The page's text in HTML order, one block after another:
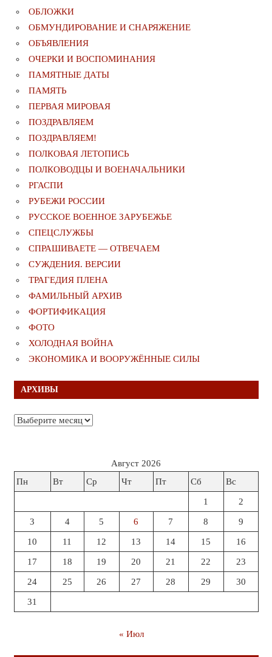
ОБЛОЖКИ
ОБМУНДИРОВАНИЕ И СНАРЯЖЕНИЕ
ОБЪЯВЛЕНИЯ
ОЧЕРКИ И ВОСПОМИНАНИЯ
ПАМЯТНЫЕ ДАТЫ
ПАМЯТЬ
ПЕРВАЯ МИРОВАЯ
ПОЗДРАВЛЯЕМ
ПОЗДРАВЛЯЕМ!
ПОЛКОВАЯ ЛЕТОПИСЬ
ПОЛКОВОДЦЫ И ВОЕНАЧАЛЬНИКИ
РГАСПИ
РУБЕЖИ РОССИИ
РУССКОЕ ВОЕННОЕ ЗАРУБЕЖЬЕ
СПЕЦСЛУЖБЫ
СПРАШИВАЕТЕ — ОТВЕЧАЕМ
СУЖДЕНИЯ. ВЕРСИИ
ТРАГЕДИЯ ПЛЕНА
ФАМИЛЬНЫЙ АРХИВ
ФОРТИФИКАЦИЯ
ФОТО
ХОЛОДНАЯ ВОЙНА
ЭКОНОМИКА И ВООРУЖЁННЫЕ СИЛЫ
АРХИВЫ
Архивы
Август 2026
Пн
Вт Ср Чт Пт Сб Вс
1 2
3 4 5 6 7 8 9
10 11 12 13 14 15 16
17 18 19 20 21 22 23
24 25 26 27 28 29 30
31
« Июл